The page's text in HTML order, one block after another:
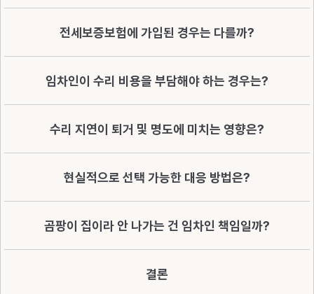
전세보증보험에 가입된 경우는 다를까?
임차인이 수리 비용을 부담해야 하는 경우는?
수리 지연이 퇴거 및 명도에 미치는 영향은?
현실적으로 선택 가능한 대응 방법은?
곰팡이 집이라 안 나가는 건 임차인 책임일까?
결론